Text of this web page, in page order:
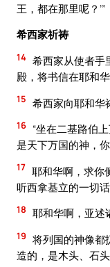
王，都在那里呢？’”
希西家祈祷
14 希西家从使者手
殿，将书信在耶和华
15 希西家向耶和华
16 “坐在二基路伯
是天下万国的神，你
17 耶和华啊，求你
听西拿基立的一切
18 耶和华啊，亚述
19 将列国的神像都
造的，是木头、石